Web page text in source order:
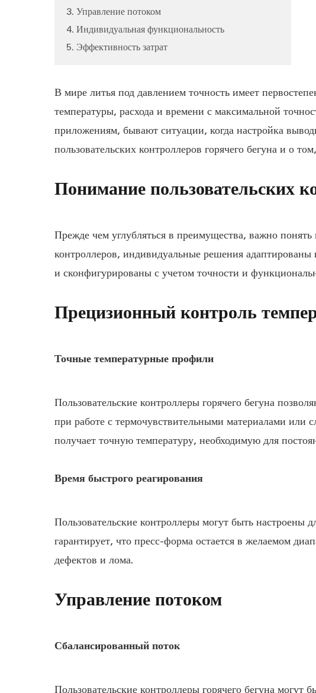
3. Управление потоком
4. Индивидуальная функциональность
5. Эффективность затрат
В мире литья под давлением точность имеет
температуры, расхода и времени с максимальной
приложениям, бывают ситуации, когда настройка
пользовательских контроллеров горячего бегуна и о
Понимание пользовательских
Прежде чем углубляться в преимущества, важно
контроллеров, индивидуальные решения
и сконфигурированы с учетом точности и
Прецизионный контроль
Точные температурные профили
Пользовательские контроллеры горячего бегуна
при работе с термочувствительными материалами или
получает точную температуру, необходимую для
Время быстрого реагирования
Пользовательские контроллеры могут быть настроены
гарантирует, что пресс-форма остается в желаемом
дефектов и лома.
Управление потоком
Сбалансированный поток
Пользовательские контроллеры горячего бегуна